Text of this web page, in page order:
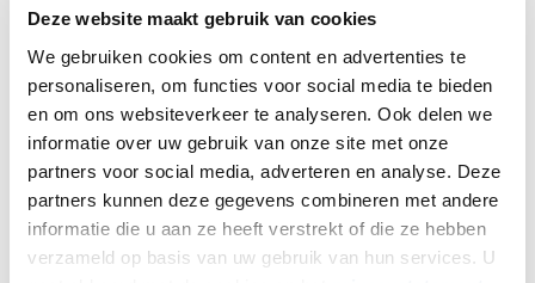
Deze website maakt gebruik van cookies
We gebruiken cookies om content en advertenties te
personaliseren, om functies voor social media te bieden
en om ons websiteverkeer te analyseren. Ook delen we
informatie over uw gebruik van onze site met onze
partners voor social media, adverteren en analyse. Deze
partners kunnen deze gegevens combineren met andere
informatie die u aan ze heeft verstrekt of die ze hebben
verzameld op basis van uw gebruik van hun services. U
Bekijk meer video's